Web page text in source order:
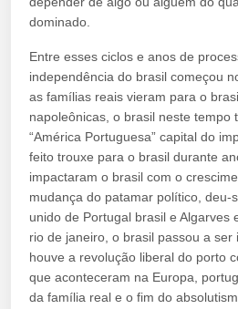
dominado.
Entre esses ciclos e anos de
independência do brasil começou
as famílias reais vieram para o
napoleônicas, o brasil neste tempo
“América Portuguesa” capital do
feito trouxe para o brasil durante
impactaram o brasil com o
mudança do patamar político, deu-
unido de Portugal brasil e Algarves
rio de janeiro, o brasil passou a ser
houve a revolução liberal do porto
que aconteceram na Europa,
da família real e o fim do